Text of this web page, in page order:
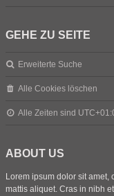
GEHE ZU SEITE
Erweiterte Suche
Alle Cookies löschen
Alle Zeiten sind
ABOUT US
Lorem ipsum dolor sit amet,
mattis aliquet. Cras in nibh